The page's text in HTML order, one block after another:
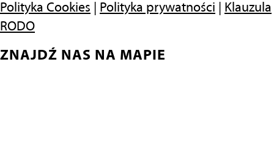
Polityka Cookies Polityka prywatności
Klauzula
RODO
ZNAJDŹ NAS NA MAPIE